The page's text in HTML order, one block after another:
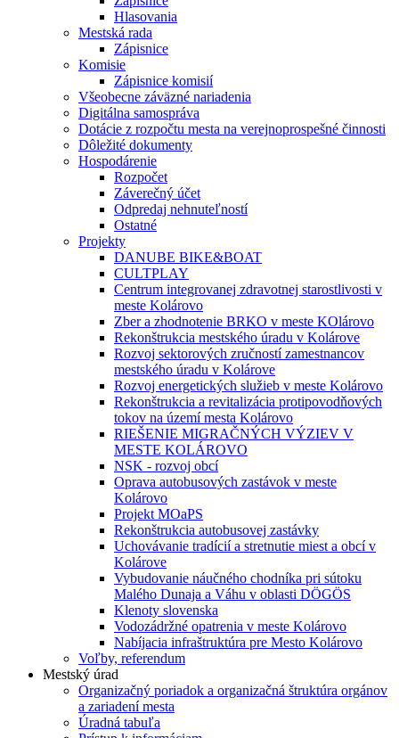
Hlasovania
Mestská rada
Zápisnice
Komisie
Zápisnice komisií
Všeobecne záväzné nariadenia
Digitálna samospráva
Dotácie z rozpočtu mesta na verejnoprospešné činnosti
Dôležité dokumenty
Hospodárenie
Rozpočet
Záverečný účet
Odpredaj nehnuteľností
Ostatné
Projekty
DANUBE BIKE&BOAT
CULTPLAY
Centrum integrovanej zdravotnej starostlivosti v
meste Kolárovo
Zber a zhodnotenie BRKO v meste KOlárovo
Rekonštrukcia mestského úradu v Kolárove
Rozvoj sektorových zručností zamestnancov
mestského úradu v Kolárove
Rozvoj energetických služieb v meste Kolárovo
Rekonštrukcia a revitalizácia protipovodňových
tokov na území mesta Kolárovo
RIEŠENIE MIGRAČNÝCH VÝZIEV V
MESTE KOLÁROVO
NSK - rozvoj obcí
Oprava autobusových zastávok v meste
Kolárovo
Projekt MOaPS
Rekonštrukcia autobusovej zastávky
Uchovávanie tradícií a stretnutie miest a obcí v
Kolárove
Vybudovanie náučného chodníka pri sútoku
Malého Dunaja a Váhu v oblasti DÖGÖS
Klenoty slovenska
Vodozádržné opatrenia v meste Kolárovo
Nabíjacia infraštruktúra pre Mesto Kolárovo
Voľby, referendum
Mestský úrad
Organizačný poriadok a organizačná štruktúra orgánov
a zariadení mesta
Úradná tabuľa